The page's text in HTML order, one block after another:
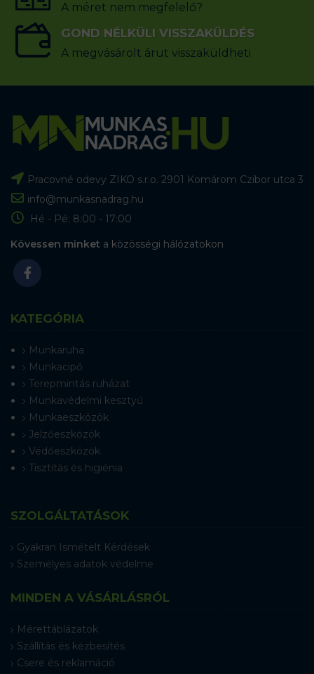
A méret nem megfelelő?
GOND NÉLKÜLI VISSZAKÜLDÉS
A megvásárolt árut visszaküldheti
Pracovné odevy ZIKO s.r.o. 2901 Komárom Czibor utca 3
info@munkasnadrag.hu
Hé - Pé: 8:00 - 17:00
Kövessen minket a közösségi hálózatokon
KATEGÓRIA
Munkaruha
Munkacipő
Terepmintás ruházat
Munkavédelmi kesztyű
Munkaeszközök
Jelzőeszközök
Védőeszközök
Tisztítás és higiénia
SZOLGÁLTATÁSOK
Gyakran Ismételt Kérdések
Személyes adatok védelme
MINDEN A VÁSÁRLÁSRÓL
Mérettáblázatok
Szállítás és kézbesítés
Csere és reklamáció